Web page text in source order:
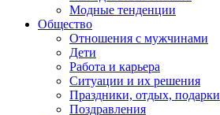
Модные тенденции
Общество
Отношения с мужчинами
Дети
Работа и карьера
Ситуации и их решения
Праздники, отдых, подарки
Поздравления